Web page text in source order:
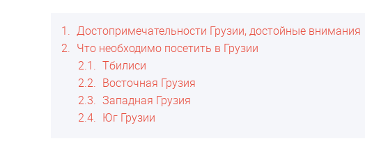
1
Достопримечательности Грузии, достойные внимания
2
Что необходимо посетить в Грузии
2.1
Тбилиси
2.2
Восточная Грузия
2.3
Западная Грузия
2.4
Юг Грузии